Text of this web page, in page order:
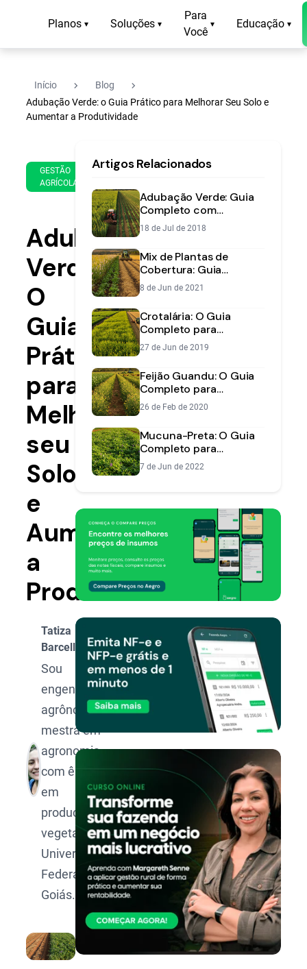
Planos ▾ Soluções ▾
Para
Você
▾ Educação ▾
Início navigate_next Blog navigate_next
Adubação Verde: o Guia Prático para Melhorar Seu Solo e
Aumentar a Produtividade
GESTÃO
AGRÍCOLA
de
de
2023
min
leitura
Adubação
Verde:
O
Guia
Prático
para
Melhorar
seu
Solo
e
Aumentar
a
Produtividade
Tatiza
Barcellos
Sou
engenheira-
agrônoma e
mestra em
agronomia,
com ênfase
em
produção
vegetal, pela
Universidade
Federal de
Goiás.
Artigos Relacionados
Adubação Verde: Guia
Completo com
Vantagens, Custos e
Planejamento
18 de Jul de 2018
Mix de Plantas de
Cobertura: Guia
Completo para
Melhorar o Solo na
Entressafra
8 de Jun de 2021
Crotalária: O Guia
Completo para
Controle de
Nematoides e
Adubação Verde
27 de Jun de 2019
Feijão Guandu: O Guia
Completo para
Produção, Consórcio e
Benefícios
26 de Feb de 2020
Mucuna-Preta: O Guia
Completo para
Adubação Verde e
Controle de Pragas
7 de Jun de 2022